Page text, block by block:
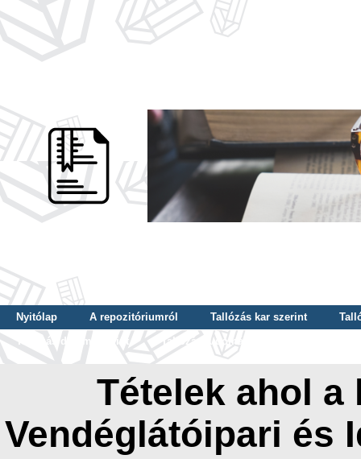
Nyitólap A repozitóriumról Tallózás kar szerint
Tallózás dátum szerint
Tallózás tudományterület szerint
Tételek ahol
Vendéglátóipari és